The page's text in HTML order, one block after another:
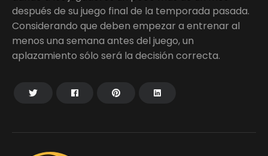
después de su juego final de la temporada pasada.
Considerando que deben empezar a entrenar al
menos una semana antes del juego, un
aplazamiento sólo será la decisión correcta.